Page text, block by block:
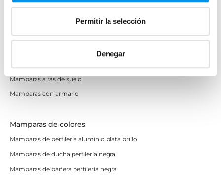
Permitir la selección
Denegar
Apertura abatible
Cristal fijo para ducha
Mamparas a ras de suelo
Mamparas con armario
Mamparas de colores
Mamparas de perfilería aluminio plata brillo
Mamparas de ducha perfilería negra
Mamparas de bañera perfilería negra